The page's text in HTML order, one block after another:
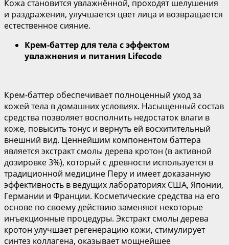
Кожа становится увлажнённой, проходят шелушения
и раздражения, улучшается цвет лица и возвращается
естественное сияние.
Крем-баттер для тела с эффектом
увлажнения и питания Lifecode
Крем-баттер обеспечивает полноценный уход за
кожей тела в домашних условиях. Насыщенный состав
средства позволяет восполнить недостаток влаги в
коже, повысить тонус и вернуть ей восхитительный
внешний вид. Ценнейшим компонентом баттера
является экстракт смолы дерева кротон (в активной
дозировке 3%), который с древности используется в
традиционной медицине Перу и имеет доказанную
эффективность в ведущих лабораториях США, Японии,
Германии и Франции. Косметические средства на его
основе по своему действию заменяют некоторые
инъекционные процедуры. Экстракт смолы дерева
кротон улучшает регенерацию кожи, стимулирует
синтез коллагена, оказывает мощнейшее